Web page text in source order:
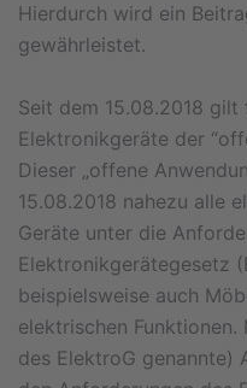
Hierdurch wird ein
gewährleistet.
Seit dem 15.08.2018
Elektronikgeräte der
Dieser „offene
15.08.2018 nahezu alle
Geräte unter die
Elektronikgerätegesetz
beispielsweise auch
elektrischen
des ElektroG genannte)